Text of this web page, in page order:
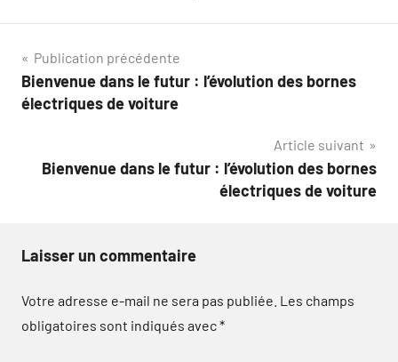
Navigation
de
Publication précédente
Bienvenue dans le futur : l’évolution des bornes
électriques de voiture
Article suivant
Bienvenue dans le futur : l’évolution des bornes
électriques de voiture
Laisser un commentaire
Votre adresse e-mail ne sera pas publiée. Les champs
obligatoires sont indiqués avec*